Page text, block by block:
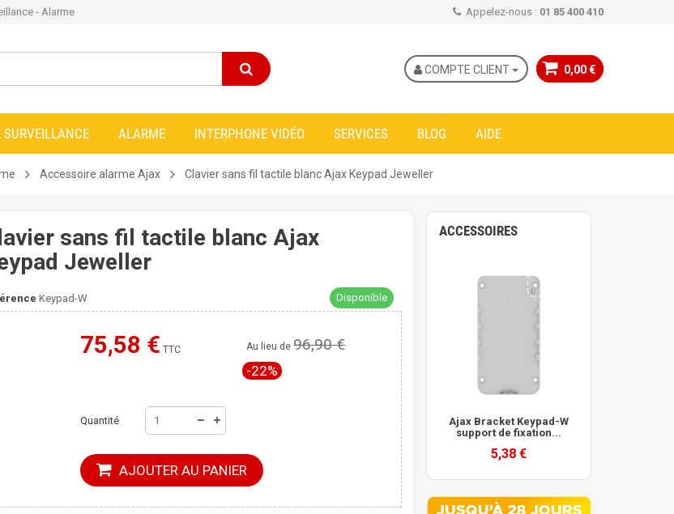
- Alarme Appelez-nous : 01 85 400 410
0,00 €
COMPTE CLIENT
SURVEILLANCE ALARME INTERPHONE VIDÉO SERVICES BLOG AIDE
Accessoire alarme Ajax Clavier sans fil tactile blanc Ajax Keypad Jeweller
sans fil tactile blanc Ajax
Jeweller
Keypad-W Disponible
75,58 € TTC
Moins cher ailleurs ? Au lieu de96,90 €
-22%
Quantité
AJOUTER AU PANIER
ACCESSOIRES
Ajax Bracket Keypad-W
support de fixation...
5,38 €